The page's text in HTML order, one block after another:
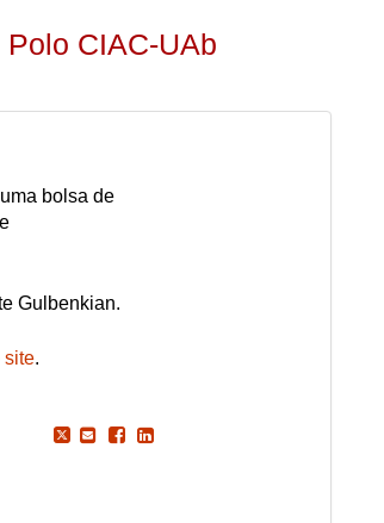
CIAC-UAb
bolsa de
Gulbenkian.
site.